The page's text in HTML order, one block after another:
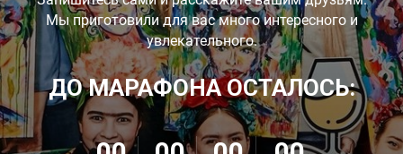
Мы приготовили для вас много интересного и
увлекательного.
ДО МАРАФОНА ОСТАЛОСЬ: